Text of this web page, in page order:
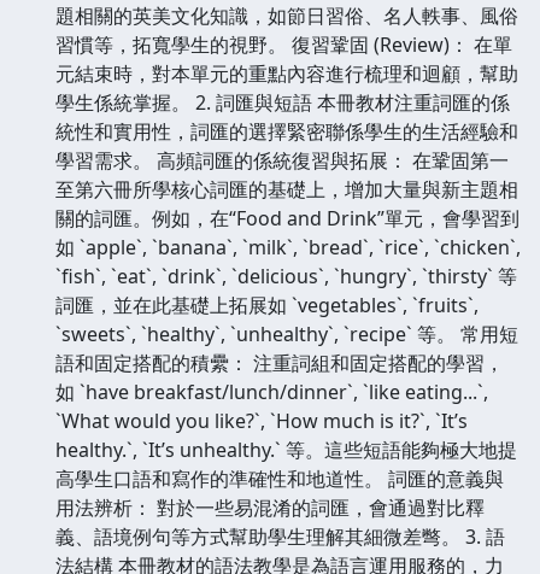
題相關的英美文化知識，如節日習俗、名人軼事、風俗
習慣等，拓寬學生的視野。 復習鞏固 (Review)： 在單
元結束時，對本單元的重點內容進行梳理和迴顧，幫助
學生係統掌握。 2. 詞匯與短語 本冊教材注重詞匯的係
統性和實用性，詞匯的選擇緊密聯係學生的生活經驗和
學習需求。 高頻詞匯的係統復習與拓展： 在鞏固第一
至第六冊所學核心詞匯的基礎上，增加大量與新主題相
關的詞匯。例如，在“Food and Drink”單元，會學習到
如 `apple`, `banana`, `milk`, `bread`, `rice`, `chicken`,
`fish`, `eat`, `drink`, `delicious`, `hungry`, `thirsty` 等
詞匯，並在此基礎上拓展如 `vegetables`, `fruits`,
`sweets`, `healthy`, `unhealthy`, `recipe` 等。 常用短
語和固定搭配的積纍： 注重詞組和固定搭配的學習，
如 `have breakfast/lunch/dinner`, `like eating...`,
`What would you like?`, `How much is it?`, `It’s
healthy.`, `It’s unhealthy.` 等。這些短語能夠極大地提
高學生口語和寫作的準確性和地道性。 詞匯的意義與
用法辨析： 對於一些易混淆的詞匯，會通過對比釋
義、語境例句等方式幫助學生理解其細微差彆。 3. 語
法結構 本冊教材的語法教學是為語言運用服務的，力